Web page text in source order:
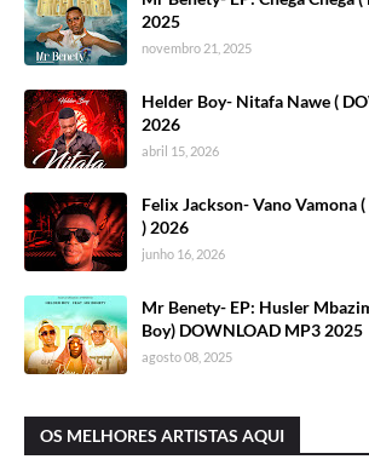
2025
novembro 21, 2025
Helder Boy- Nitafa Nawe (
2026
abril 15, 2026
Felix Jackson- Vano Vamona
) 2026
junho 16, 2026
Mr Benety- EP: Husler
Boy) DOWNLOAD MP3 2025
agosto 08, 2025
OS MELHORES ARTISTAS AQUI